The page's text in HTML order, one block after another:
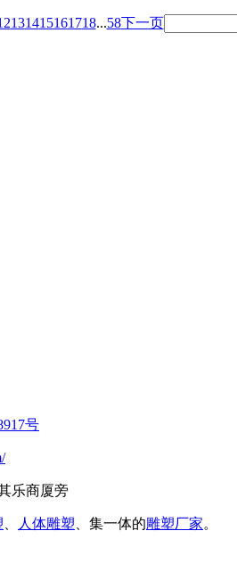
131415161718...58下一页
号
乐商厦旁
人体雕塑 、集一体的雕塑厂家。